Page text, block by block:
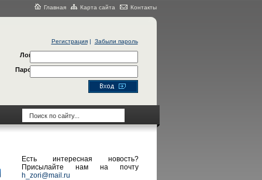
Главная Карта сайта Контакты
Регистрация| Забыли пароль
Логин
Пароль
Есть интересная новость?
Присылайте нам на почту
h_zori@mail.ru